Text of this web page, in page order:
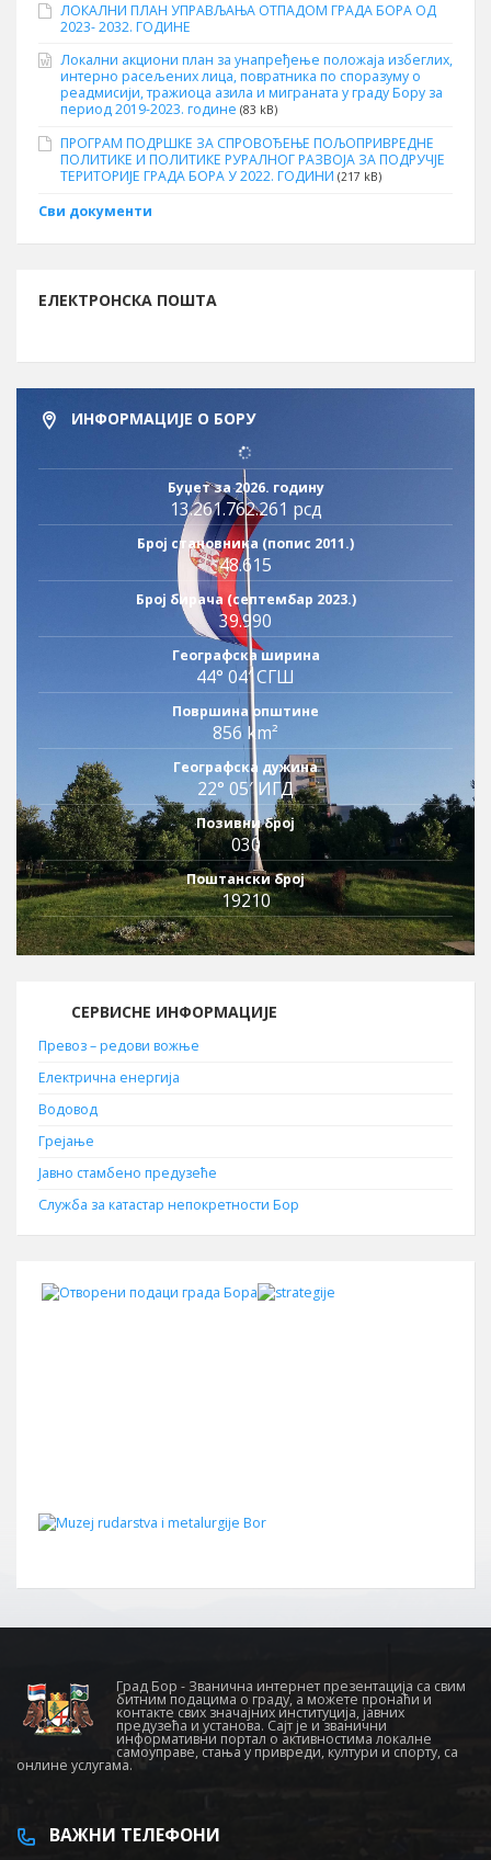
ЛОКАЛНИ ПЛАН УПРАВЉАЊА ОТПАДОМ ГРАДА БОРА ОД
2023- 2032. ГОДИНЕ
Локални акциони план за унапређење положаја избеглих,
интерно расељених лица, повратника по споразуму о
реадмисији, тражиоца азила и миграната у граду Бору за
период 2019-2023. године (83 kB)
ПРОГРАМ ПОДРШКЕ ЗА СПРОВОЂЕЊЕ ПОЉОПРИВРЕДНЕ
ПОЛИТИКЕ И ПОЛИТИКЕ РУРАЛНОГ РАЗВОЈА ЗА ПОДРУЧЈЕ
ТЕРИТОРИЈЕ ГРАДА БОРА У 2022. ГОДИНИ (217 kB)
Сви документи
ЕЛЕКТРОНСКА ПОШТА
ИНФОРМАЦИЈЕ О БОРУ
Буџет за 2026. годину
13.261.762.261 рсд
Број становника (попис 2011.)
48.615
Број бирача (септембар 2023.)
39.990
Географска ширина
44° 04′ СГШ
Површина општине
856 km²
Географска дужина
22° 05′ ИГД
Позивни број
030
Поштански број
19210
СЕРВИСНЕ ИНФОРМАЦИЈЕ
Превоз – редови вожње
Електрична енергија
Водовод
Грејање
Јавно стамбено предузеће
Служба за катастар непокретности Бор
Град Бор - Званична интернет презентација са свим
битним подацима о граду, а можете пронаћи и
контакте свих значајних институција, јавних
предузећа и установа. Сајт је и званични
информативни портал о активностима локалне
самоуправе, стања у привреди, култури и спорту, са
онлине услугама.
ВАЖНИ ТЕЛЕФОНИ